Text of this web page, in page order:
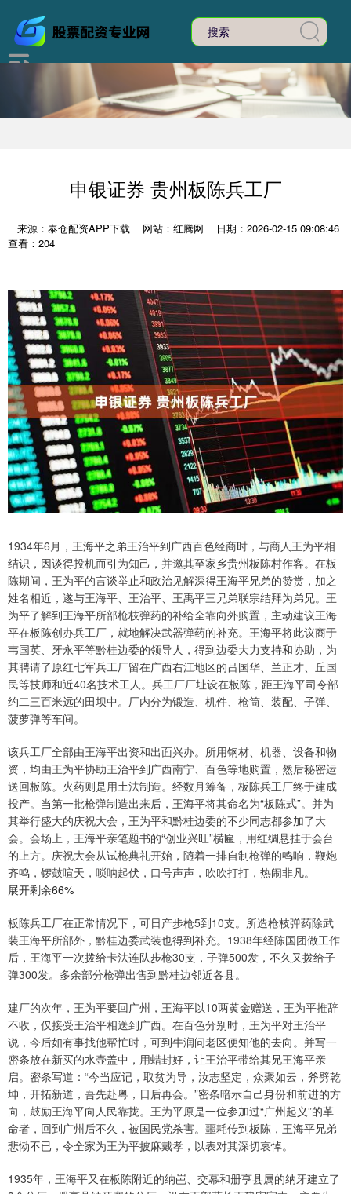
申银证券 贵州板陈兵工厂
来源：泰仓配资APP下载 网站：红腾网
日期：2026-02-15 09:08:46
查看：204
1934年6月，王海平之弟王治平到广西百色经商时，与商人王为平相
结识，因谈得投机而引为知己，并邀其至家乡贵州板陈村作客。在板
陈期间，王为平的言谈举止和政治见解深得王海平兄弟的赞赏，加之
姓名相近，遂与王海平、王治平、王禹平三兄弟联宗结拜为弟兄。王
为平了解到王海平所部枪枝弹药的补给全靠向外购置，主动建议王海
平在板陈创办兵工厂，就地解决武器弹药的补充。王海平将此议商于
韦国英、牙永平等黔桂边委的领导人，得到边委大力支持和协助，为
其聘请了原红七军兵工厂留在广西右江地区的吕国华、兰正才、丘国
民等技师和近40名技术工人。兵工厂厂址设在板陈，距王海平司令部
约二三百米远的田坝中。厂内分为锻造、机件、枪筒、装配、子弹、
菠萝弹等车间。
该兵工厂全部由王海平出资和出面兴办。所用钢材、机器、设备和物
资，均由王为平协助王治平到广西南宁、百色等地购置，然后秘密运
送回板陈。火药则是用土法制造。经数月筹备，板陈兵工厂终于建成
投产。当第一批枪弹制造出来后，王海平将其命名为“板陈式”。并为
其举行盛大的庆祝大会，王为平和黔桂边委的不少同志都参加了大
会。会场上，王海平亲笔题书的“创业兴旺”横匾，用红绸悬挂于会台
的上方。庆祝大会从试枪典礼开始，随着一排自制枪弹的鸣响，鞭炮
齐鸣，锣鼓喧天，唢呐起伏，口号声声，吹吹打打，热闹非凡。
展开剩余66%
板陈兵工厂在正常情况下，可日产步枪5到10支。所造枪枝弹药除武
装王海平所部外，黔桂边委武装也得到补充。1938年经陈国团做工作
后，王海平一次拨给卡法连队步枪30支，子弹500发，不久又拨给子
弹300发。多余部分枪弹出售到黔桂边邻近各县。
建厂的次年，王为平要回广州，王海平以10两黄金赠送，王为平推辞
不收，仅接受王治平相送到广西。在百色分别时，王为平对王治平
说，今后如有事找他帮忙时，可到牛润问老区便知他的去向。并写一
密条放在新买的水壶盖中，用蜡封好，让王治平带给其兄王海平亲
启。密条写道：“今当应记，取贫为导，汝志坚定，众聚如云，斧劈乾
坤，开拓新道，吾先赴粤，日后再会。”密条暗示自己身份和前进的方
向，鼓励王海平向人民靠拢。王为平原是一位参加过“广州起义”的革
命者，回到广州后不久，被国民党杀害。噩耗传到板陈，王海平兄弟
悲恸不已，令全家为王为平披麻戴孝，以表对其深切哀悼。
1935年，王海平又在板陈附近的纳岜、交幕和册亨县属的纳牙建立了